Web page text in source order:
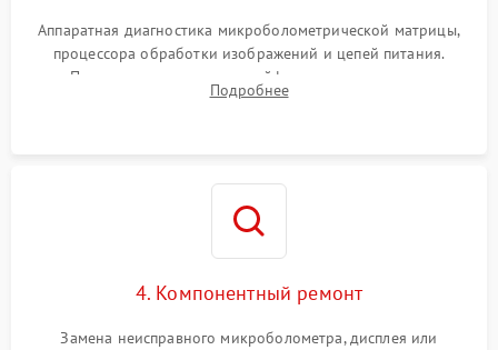
Аппаратная диагностика микроболометрической матрицы,
процессора обработки изображений и цепей питания.
Проверка целостности шлейфов, модуля памяти и
интерфейсов связи. Выявление сгоревших SMD-компонентов
Подробнее
4. Компонентный ремонт
Замена неисправного микроболометра, дисплея или